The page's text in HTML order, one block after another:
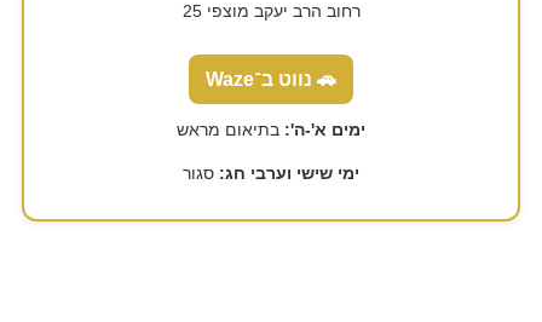
רחוב הרב יעקב מוצפי 25
🚗 נווט ב־Waze
ימים א'-ה': בתיאום מראש
ימי שישי וערבי חג: סגור